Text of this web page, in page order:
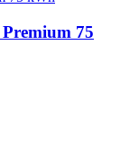
75